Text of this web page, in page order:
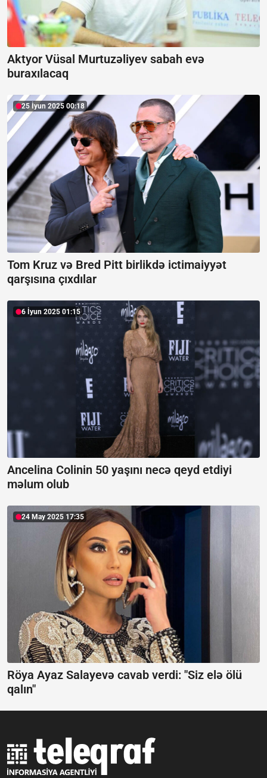
Aktyor Vüsal Murtuzəliyev sabah evə
buraxılacaq
25 İyun 2025 00:18
Tom Kruz və Bred Pitt birlikdə ictimaiyyət
qarşısına çıxdılar
6 İyun 2025 01:15
Ancelina Colinin 50 yaşını necə qeyd etdiyi
məlum olub
24 May 2025 17:35
Röya Ayaz Salayevə cavab verdi: "Siz elə ölü
qalın"